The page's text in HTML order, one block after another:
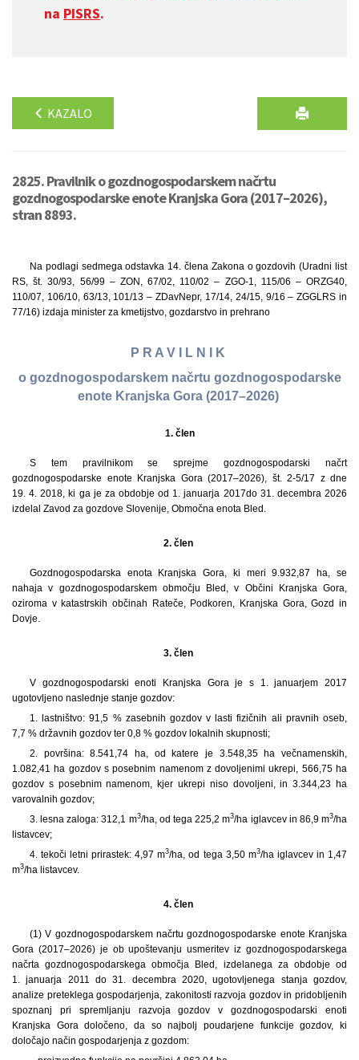
na PISRS.
KAZALO
2825. Pravilnik o gozdnogospodarskem načrtu
gozdnogospodarske enote Kranjska Gora (2017–2026),
stran 8893.
Na podlagi sedmega odstavka 14. člena Zakona o gozdovih (Uradni list
RS, št. 30/93, 56/99 – ZON, 67/02, 110/02 – ZGO-1, 115/06 – ORZG40,
110/07, 106/10, 63/13, 101/13 – ZDavNepr, 17/14, 24/15, 9/16 – ZGGLRS in
77/16) izdaja minister za kmetijstvo, gozdarstvo in prehrano
P R A V I L N I K
o gozdnogospodarskem načrtu gozdnogospodarske
enote Kranjska Gora (2017–2026)
1. člen
S tem pravilnikom se sprejme gozdnogospodarski načrt
gozdnogospodarske enote Kranjska Gora (2017–2026), št. 2-5/17 z dne
19. 4. 2018, ki ga je za obdobje od 1. januarja 2017do 31. decembra 2026
izdelal Zavod za gozdove Slovenije, Območna enota Bled.
2. člen
Gozdnogospodarska enota Kranjska Gora, ki meri 9.932,87 ha, se
nahaja v gozdnogospodarskem območju Bled, v Občini Kranjska Gora,
oziroma v katastrskih občinah Rateče, Podkoren, Kranjska Gora, Gozd in
Dovje.
3. člen
V gozdnogospodarski enoti Kranjska Gora je s 1. januarjem 2017
ugotovljeno naslednje stanje gozdov:
1. lastništvo: 91,5 % zasebnih gozdov v lasti fizičnih ali pravnih oseb,
7,7 % državnih gozdov ter 0,8 % gozdov lokalnih skupnosti;
2. površina: 8.541,74 ha, od katere je 3.548,35 ha večnamenskih,
1.082,41 ha gozdov s posebnim namenom z dovoljenimi ukrepi, 566,75 ha
gozdov s posebnim namenom, kjer ukrepi niso dovoljeni, in 3.344,23 ha
varovalnih gozdov;
3. lesna zaloga: 312,1 m3/ha, od tega 225,2 m3/ha iglavcev in 86,9 m3/ha
listavcev;
4. tekoči letni prirastek: 4,97 m3/ha, od tega 3,50 m3/ha iglavcev in 1,47
m3/ha listavcev.
4. člen
(1) V gozdnogospodarskem načrtu gozdnogospodarske enote Kranjska
Gora (2017–2026) je ob upoštevanju usmeritev iz gozdnogospodarskega
načrta gozdnogospodarskega območja Bled, izdelanega za obdobje od
1. januarja 2011 do 31. decembra 2020, ugotovljenega stanja gozdov,
analize preteklega gospodarjenja, zakonitosti razvoja gozdov in pridobljenih
spoznanj pri spremljanju razvoja gozdov v gozdnogospodarski enoti
Kranjska Gora določeno, da so najbolj poudarjene funkcije gozdov, ki
določajo način gospodarjenja z gozdom: